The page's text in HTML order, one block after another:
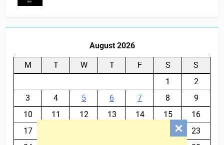
August 2026
M T W T F S
S
1
2
3
4 5 6 7 8
9
10
11 12 13 14 15
16
17
23